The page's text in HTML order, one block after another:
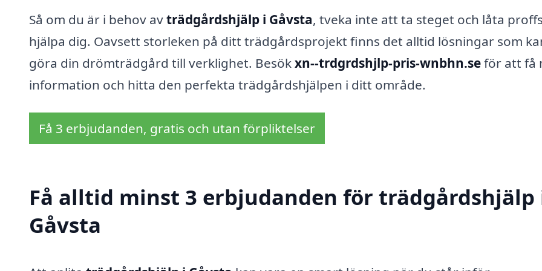
Så om du är i behov avträdgårdshjälp i Gåvsta, tveka inte att ta steget och låta
hjälpa dig. Oavsett storleken på ditt trädgårdsprojekt finns det alltid lösningar som
göra din drömträdgård till verklighet. Besökxn--trdgrdshjlp-pris-wnbhn.seför att få
information och hitta den perfekta trädgårdshjälpen i ditt område.
Få 3 erbjudanden, gratis och utan förpliktelser
Få alltid minst 3 erbjudanden för trädgårdshjälp
Gåvsta